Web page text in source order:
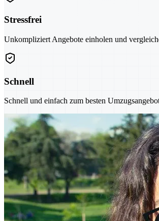
Stressfrei
Unkompliziert Angebote einholen und
Schnell
Schnell und einfach zum besten